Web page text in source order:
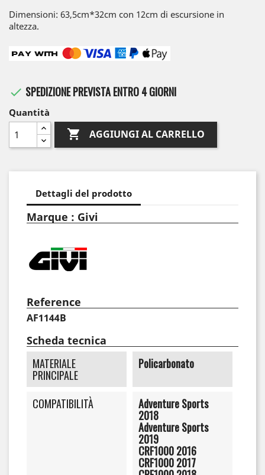
Dimensioni: 63,5cm*32cm con 12cm di escursione in
altezza.
 SPEDIZIONE PREVISTA ENTRO 4 GIORNI
Quantità
 AGGIUNGI AL CARRELLO
Dettagli del prodotto
Marque : Givi
Reference
AF1144B
Scheda tecnica
MATERIALE
PRINCIPALE
Policarbonato
COMPATIBILITÀ Adventure Sports
2018
Adventure Sports
2019
CRF1000 2016
CRF1000 2017